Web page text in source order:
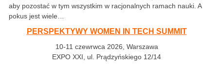
aby pozostać w tym wszystkim w racjonalnych ramach nauki. A
pokus jest wiele…
PERSPEKTYWY WOMEN IN TECH SUMMIT
10-11 czewrwca 2026, Warszawa
EXPO XXI, ul. Prądzyńskiego 12/14